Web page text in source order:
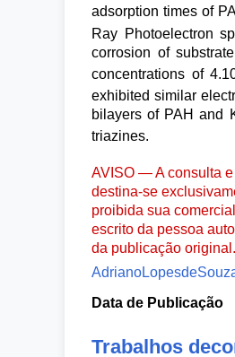
adsorption times of
Ray Photoelectron
corrosion of
concentrations of
exhibited similar
bilayers of PAH and
triazines.
AVISO — A consulta
destina-se
proibida sua
escrito da pessoa
da publicação original.
Data de Publicação
Trabalhos